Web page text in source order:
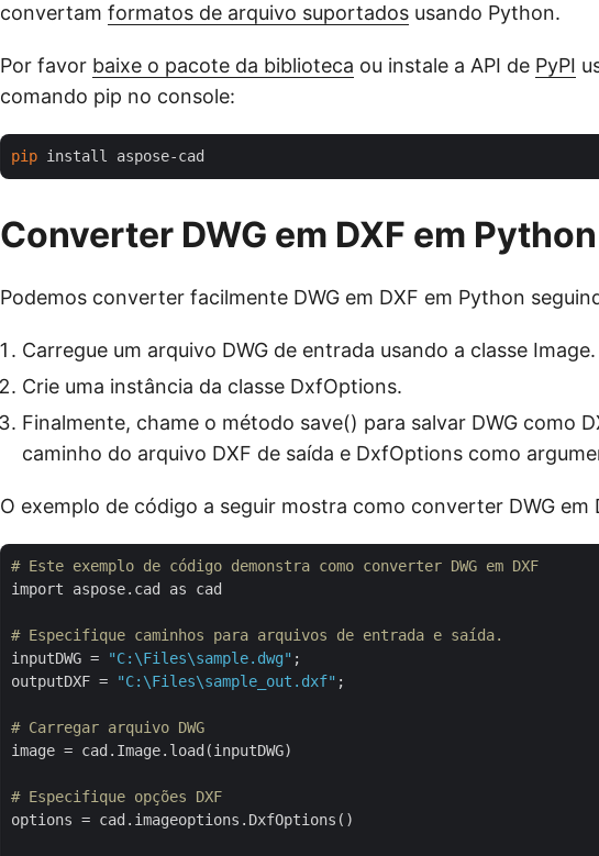
convertam formatos de arquivo suportados usando Python.
Por favor baixe o pacote da biblioteca ou instale a API de PyPI
comando pip no console:
pip
Converter DWG em DXF em Python
Podemos converter facilmente DWG em DXF em Python
Carregue um arquivo DWG de entrada usando a classe Image.
Crie uma instância da classe DxfOptions.
Finalmente, chame o método save() para salvar DWG como
caminho do arquivo DXF de saída e DxfOptions como
O exemplo de código a seguir mostra como converter DWG em
# Este exemplo de código demonstra como converter DWG em DXF
import aspose.cad as cad
# Especifique caminhos para arquivos de entrada e saída.
inputDWG =
"C:\Files\sample.dwg" ;
outputDXF =
"C:\Files\sample_out.dxf" ;
# Carregar arquivo DWG
image = cad.Image.load(inputDWG)
# Especifique opções DXF
options = cad.imageoptions.DxfOptions()